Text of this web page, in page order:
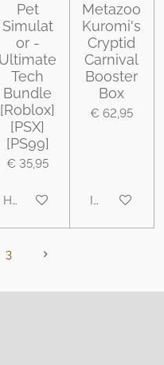
hoogte
Pet
Simulat
or -
Ultimate
Tech
Bundle
[Roblox]
[PSX]
[PS99]
€ 35,95
Houd mij op de hoogte
Metazoo
Kuromi's
Cryptid
Carnival
Booster
Box
€ 62,95
In
3